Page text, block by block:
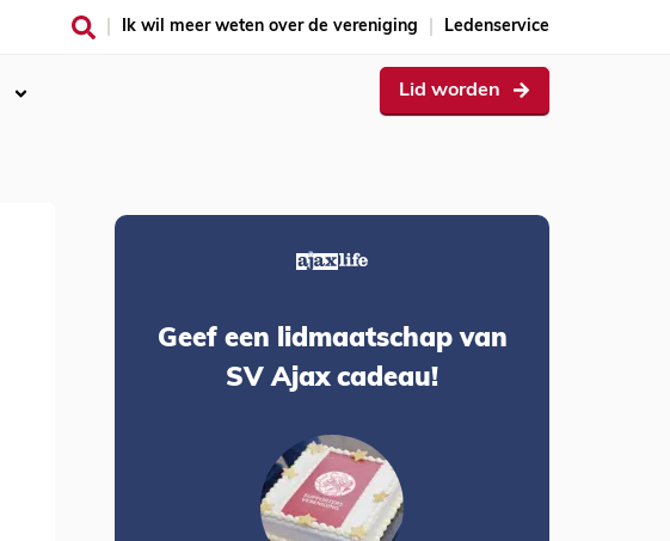
Ik wil meer weten over de vereniging Ledenservice
Lid worden
Geef een lidmaatschap van
SV Ajax cadeau!